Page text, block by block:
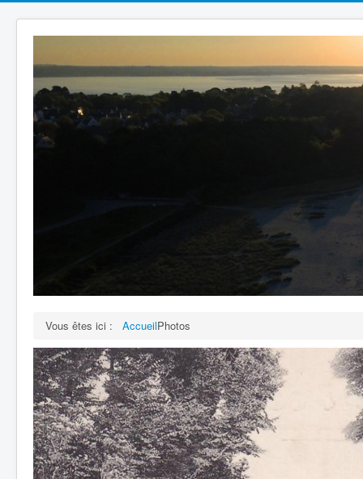
Vous êtes ici : AccueilPhotos